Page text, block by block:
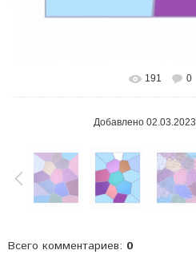
В реальном размере
191 0
Добавлено02.03.2023
Всего комментариев: 0